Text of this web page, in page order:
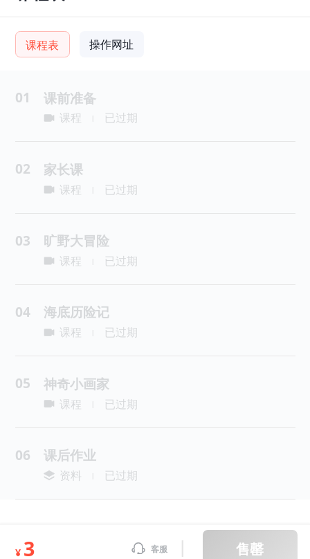
课程表 操作网址
01 课前准备
课程 已过期
02 家长课
课程 已过期
03 旷野大冒险
课程 已过期
04 海底历险记
课程 已过期
05 神奇小画家
课程 已过期
06 课后作业
资料 已过期
¥ 3 客服 售罄